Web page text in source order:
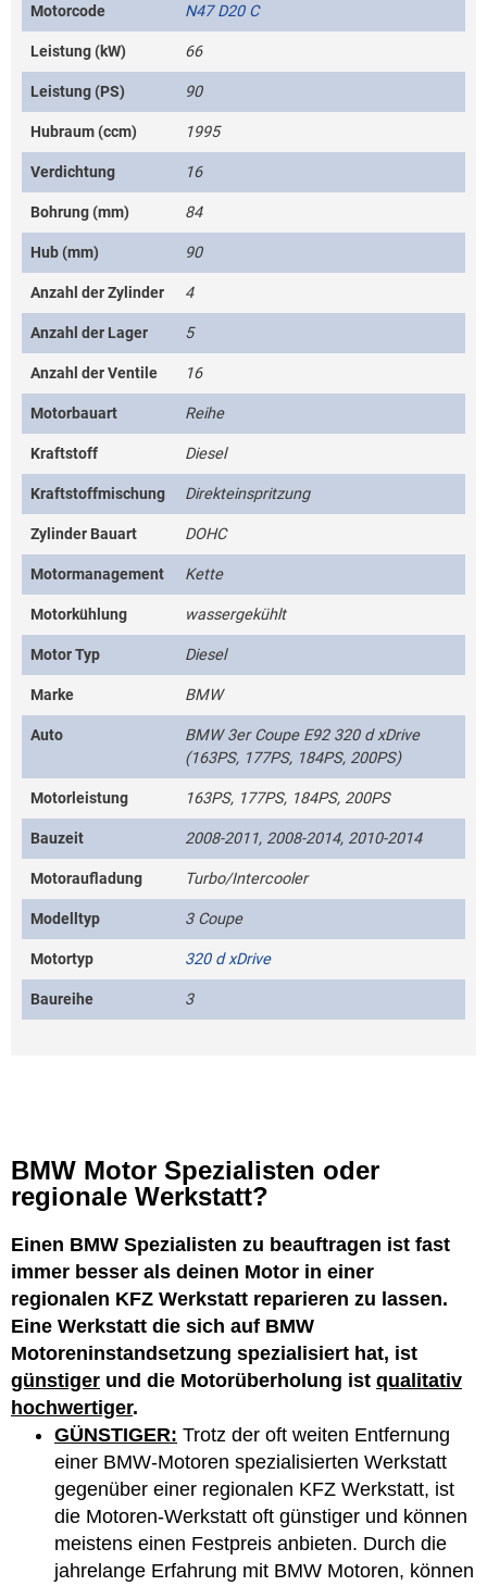
Motorcode N47 D20 C
Leistung (kW) 66
Leistung (PS) 90
Hubraum (ccm) 1995
Verdichtung 16
Bohrung (mm) 84
Hub (mm) 90
Anzahl der Zylinder 4
Anzahl der Lager 5
Anzahl der Ventile 16
Motorbauart Reihe
Kraftstoff Diesel
Kraftstoffmischung Direkteinspritzung
Zylinder Bauart DOHC
Motormanagement Kette
Motorkühlung wassergekühlt
Motor Typ Diesel
Marke BMW
Auto
BMW 3er Coupe E92 320 d xDrive
(163PS, 177PS, 184PS, 200PS)
Motorleistung 163PS, 177PS, 184PS, 200PS
Bauzeit 2008-2011, 2008-2014, 2010-2014
Motoraufladung Turbo/Intercooler
Modelltyp 3 Coupe
Motortyp 320 d xDrive
Baureihe 3
BMW Motor Spezialisten oder
regionale Werkstatt?
Einen BMW Spezialisten zu beauftragen ist fast
immer besser als deinen Motor in einer
regionalen KFZ Werkstatt reparieren zu lassen.
Eine Werkstatt die sich auf BMW
Motoreninstandsetzung spezialisiert hat, ist
günstiger und die Motorüberholung ist qualitativ
hochwertiger.
GÜNSTIGER: Trotz der oft weiten Entfernung
einer BMW-Motoren spezialisierten Werkstatt
gegenüber einer regionalen KFZ Werkstatt, ist
die Motoren-Werkstatt oft günstiger und können
meistens einen Festpreis anbieten. Durch die
jahrelange Erfahrung mit BMW Motoren, können